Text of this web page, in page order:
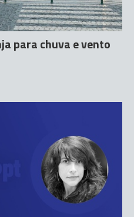
para chuva e vento